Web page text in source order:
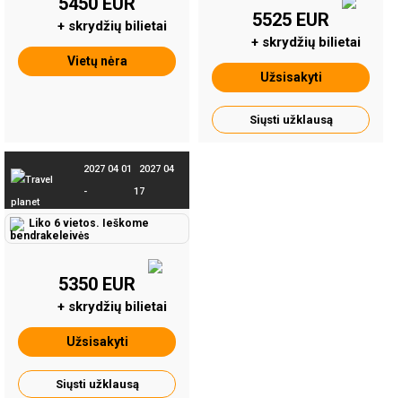
+ skrydžių bilietai
Vietų nėra
5525 EUR
+ skrydžių bilietai
Užsisakyti
Siųsti užklausą
2027 04 01
-
2027 04
17
Liko 6 vietos. Ieškome
bendrakeleivės
5350 EUR
+ skrydžių bilietai
Užsisakyti
Siųsti užklausą